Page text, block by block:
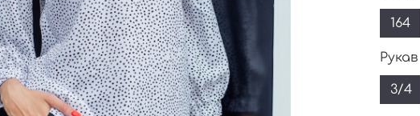
164
Рукав
3/4